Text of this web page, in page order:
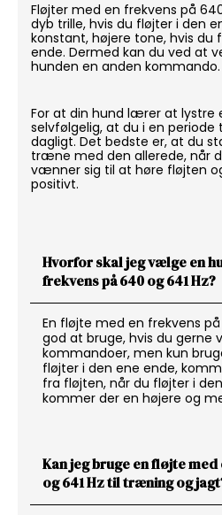
Fløjter med en frekvens på
dyb trille, hvis du fløjter i den
konstant, højere tone, hvis du
ende. Dermed kan du ved at
hunden en anden kommando.
For at din hund lærer at
selvfølgelig, at du i en
dagligt. Det bedste er, at du
træne med den allerede, når
vænner sig til at høre fløjten
positivt.
Hvorfor skal jeg vælge en
frekvens på 640 og 641 Hz?
En fløjte med en frekvens på
god at bruge, hvis du gerne
kommandoer, men kun
fløjter i den ene ende,
fra fløjten, når du fløjter i
kommer der en højere og
Kan jeg bruge en fløjte med
og 641 Hz til træning og